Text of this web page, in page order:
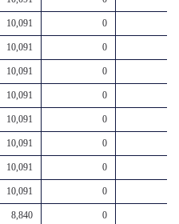
10,091 0
10,091 0
10,091 0
10,091 0
10,091 0
10,091 0
10,091 0
10,091 0
8,840 0